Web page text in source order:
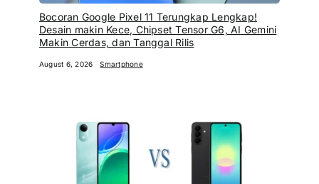
Bocoran Google Pixel 11 Terungkap Lengkap!
Desain makin Kece, Chipset Tensor G6, AI Gemini
Makin Cerdas, dan Tanggal Rilis
August 6, 2026 Smartphone